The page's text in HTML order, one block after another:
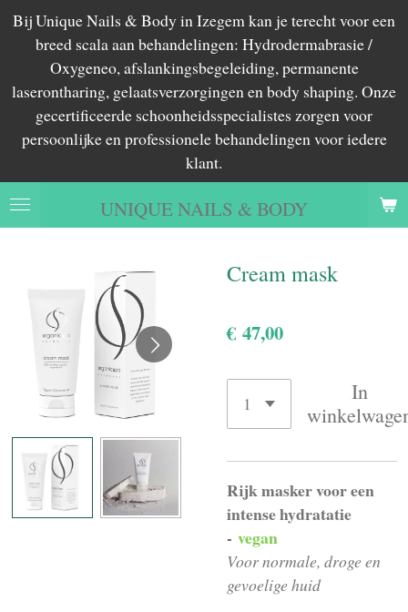
Ga
direct
de
hoofdinhoud
UNIQUE NAILS & BODY
Bij Unique Nails & Body in Izegem kan je terecht voor een
breed scala aan behandelingen: Hydrodermabrasie /
Oxygeneo, afslankingsbegeleiding, permanente
laserontharing, gelaatsverzorgingen en body shaping. Onze
gecertificeerde schoonheidsspecialistes zorgen voor
persoonlijke en professionele behandelingen voor iedere
klant.
Cream mask
€ 47,00
In
Rijk masker voor een
intense hydratatie
- vegan
Voor normale, droge en
gevoelige huid